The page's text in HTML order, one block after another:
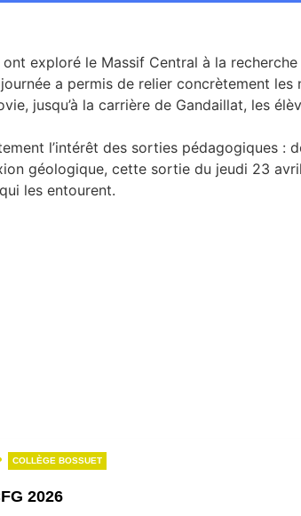
exploré le Massif Central à la
a permis de relier concrètement les
jusqu’à la carrière de Gandaillat, les
l’intérêt des sorties pédagogiques :
géologique, cette sortie du jeudi 23
les entourent.
COLLÈGE BOSSUET
2026